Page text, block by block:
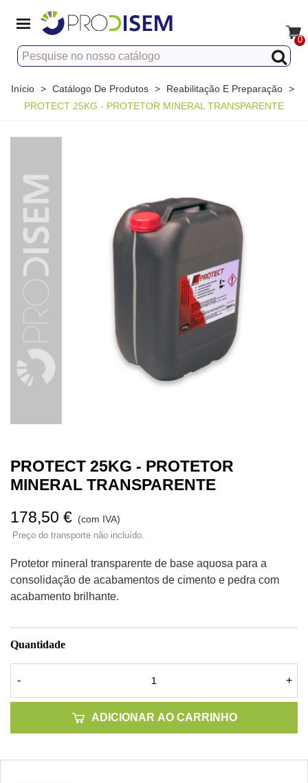
0
Início > Catálogo De Produtos > Reabilitação E Preparação >
PROTECT 25KG - PROTETOR MINERAL TRANSPARENTE
PROTECT 25KG - PROTETOR
MINERAL TRANSPARENTE
178,50 € (com IVA)
Preço do transporte não incluído.
Protetor mineral transparente de base aquosa para a
consolidação de acabamentos de cimento e pedra com
acabamento brilhante.
Quantidade
- +
ADICIONAR AO CARRINHO